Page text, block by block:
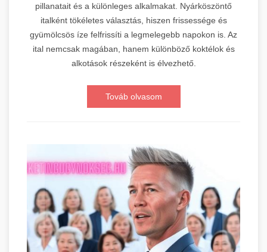
pillanatait és a különleges alkalmakat. Nyárköszöntő
italként tökéletes választás, hiszen frissessége és
gyümölcsös íze felfrissíti a legmelegebb napokon is. Az
ital nemcsak magában, hanem különböző koktélok és
alkotások részeként is élvezhető.
Továb olvasom